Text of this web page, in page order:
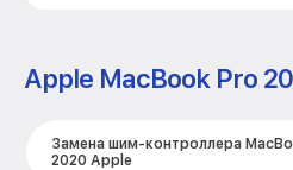
Apple MacBook Pro
Замена шим-контроллера
2020 Apple